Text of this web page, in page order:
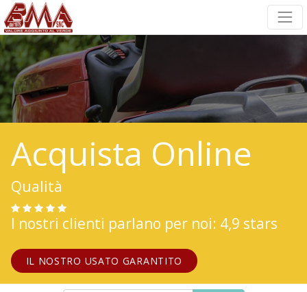
Acquista Online
Qualità
I nostri clienti parlano per noi: 4,9 stars
IL NOSTRO USATO GARANTITO